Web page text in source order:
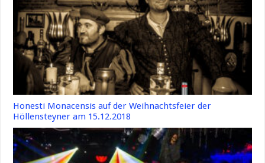
Honesti Monacensis auf der Weihnachtsfeier der
Höllensteyner am 15.12.2018